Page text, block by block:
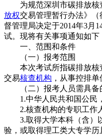
为规范深圳市碳排放核
放权交易管理暂行办法》
督管理局决定于2014年3月
试。现将有关事项通知如下
一、范围和条件
（一）报考范围
本次考试所指碳排放核
交易核查机构 ，从事控排
（二）报考人员需具备
1.中华人民共和国公民，
2.核查机构的专职工作
3.取得大学本科（含）
验，或取得理工类大专学历